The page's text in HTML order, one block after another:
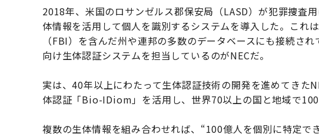
2018年、米国のロサンゼルス郡保安局（LASD）が犯罪捜査
体情報を活用して個人を識別するシステムを導入した。これ
（FBI）を含んだ州や連邦の多数のデータベースにも接続さ
向け生体認証システムを担当しているのがNECだ。
実は、40年以上にわたって生体認証技術の開発を進めてきた
体認証「Bio-IDiom」を活用し、世界70以上の国と地域で
複数の生体情報を組み合わせれば、“100億人を個別に特定で